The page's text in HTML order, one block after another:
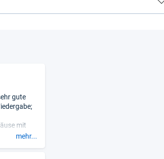
gute
mit
mehr...